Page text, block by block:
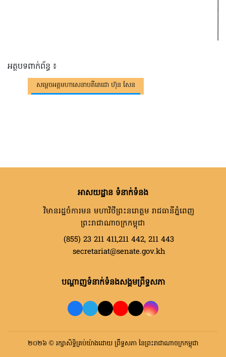
អត្ថបទពាក់ព័ន្ធ ៖
សម្តេចអគ្គមហាសេនាបតីតេជោ ហ៊ុន សែន
អាសយដ្ឋាន ទំនាក់ទំនង
វិមានរដ្ឋចំការមន មហាវិថីព្រះនរោត្តម រាជធានីភ្នំពេញ
ព្រះរាជាណាចក្រកម្ពុជា
(855) 23 211 411,211 442, 211 443
secretariat@senate.gov.kh
បណ្តាញទំនាក់ទំនងសង្គមព្រឹទ្ធសភា
២០២៦ © រក្សាសិទ្ធិគ្រប់យ៉ាងដោយ ព្រឹទ្ធសភា នៃព្រះរាជាណាចក្រកម្ពុជា